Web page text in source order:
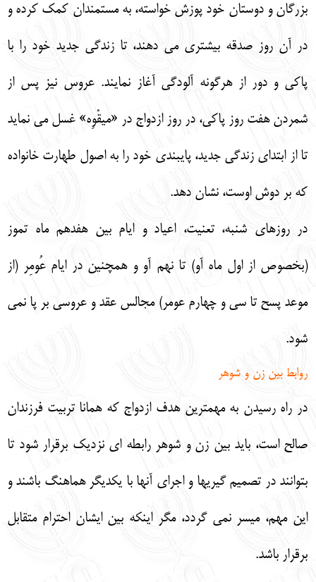
بزرگان و دوستان خود پوزش خواسته، به مستمندان كمك كرده و
در آن روز صدقه بيشتري مي دهند، تا زندگي جديد خود را با
پاكي و دور از هرگونه آلودگي آغاز نمايند. عروس نيز پس از
شمردن هفت روز پاكي، در روز ازدواج در «ميقْوِه» غسل مي نمايد
تا از ابتداي زندگي جديد، پايبندي خود را به اصول طهارت خانواده
كه بر دوش اوست، نشان دهد.
در روزهاي شنبه، تعنيت، اعياد و ايام بين هفدهم ماه تموز
(بخصوص از اول ماه آو) تا نهم آو و همچنين در ايام عُومِر (از
موعد پسح تا سي و چهارم عومر) مجالس عقد و عروسي بر پا نمي
شود.
روابط بين زن و شوهر
در راه رسيدن به مهمترين هدف ازدواج كه همانا تربيت فرزندان
صالح است، بايد بين زن و شوهر رابطه اي نزديك برقرار شود تا
بتوانند در تصميم گيريها و اجراي آنها با يكديگر هماهنگ باشند و
اين مهم، ميسر نمي گردد، مگر اينكه بين ايشان احترام متقابل
برقرار باشد.